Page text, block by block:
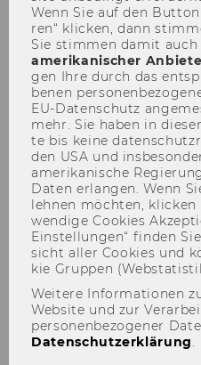
Institut für
und
Steuerrecht
Wenn Sie auf den
ren“ kli­cken, dann
Sie stim­men damit auch
amerikanischer
gen Ihre durch das
be­nen
EU-​Datenschutz
mehr. Sie haben in
te bis keine
den USA und
amerikanische
Daten er­lan­gen. Wenn
leh­nen möch­ten,
wen­di­ge Coo­kies
Ein­stel­lun­gen“ fin­den
sicht aller Coo­kies und
kie Grup­pen
Weitere Informationen
Website und zur
personenbezogener
Datenschutzerklärung